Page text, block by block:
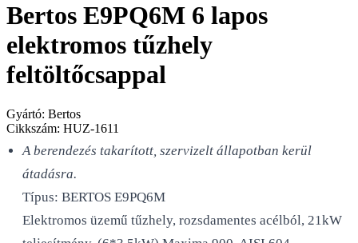
Bertos E9PQ6M 6 lapos
elektromos tűzhely
feltöltőcsappal
Gyártó: Bertos
Cikkszám: HUZ-1611
A berendezés takarított, szervizelt állapotban kerül
átadásra.
Típus: BERTOS E9PQ6M
Elektromos üzemű tűzhely, rozsdamentes acélból, 21kW